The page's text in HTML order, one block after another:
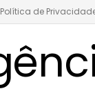
Política de